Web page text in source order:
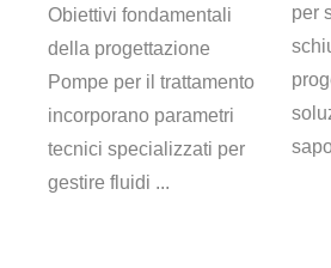
Obiettivi fondamentali
della progettazione
Pompe per il trattamento
incorporano parametri
tecnici specializzati per
gestire fluidi ...
per